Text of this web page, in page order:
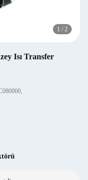
1 / 2
Isı Transfer